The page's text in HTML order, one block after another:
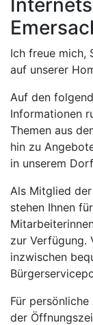
Ich freue mich,
auf unserer
Auf den
Informationen
Themen aus
hin zu
in unserem
Als Mitglied
stehen Ihnen
zur Verfügung.
inzwischen
Für
der